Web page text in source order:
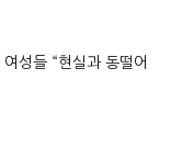
성들 “현실과 동떨어